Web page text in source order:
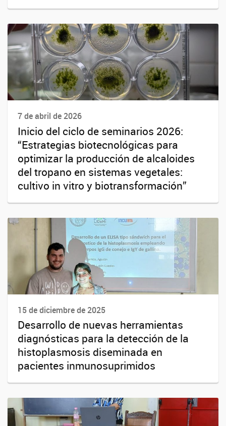
7 de abril de 2026
Inicio del ciclo de seminarios 2026:
“Estrategias biotecnológicas para
optimizar la producción de alcaloides
del tropano en sistemas vegetales:
cultivo in vitro y biotransformación”
15 de diciembre de 2025
Desarrollo de nuevas herramientas
diagnósticas para la detección de la
histoplasmosis diseminada en
pacientes inmunosuprimidos